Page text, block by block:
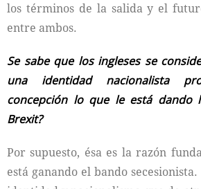
los términos de la salida y el
entre ambos.
Se sabe que los ingleses se
una identidad nacionalista
concepción lo que le está dando
Brexit?
Por supuesto, ésa es la razón
está ganando el bando